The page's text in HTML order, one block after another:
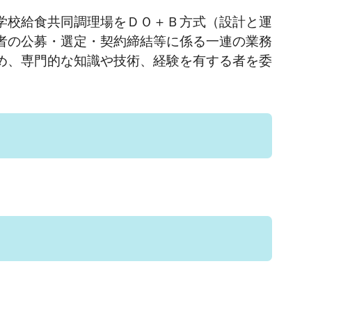
組織一覧
給食共同調理場をＤＯ＋Ｂ方式（設計と運
公募・選定・契約締結等に係る一連の業務
専門的な知識や技術、経験を有する者を委